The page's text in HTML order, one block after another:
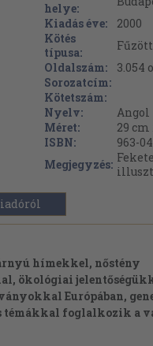
helye:
Kiadás éve:
2000
Kötés
típusa:
Oldalszám:
3.054
Sorozatcím:
Kötetszám:
Nyelv:
Angol
Méret:
29 cm
ISBN:
963-
Megjegyzés:
hímekkel, nőstény
ökológiai
Európában,
témákkal foglalkozik a